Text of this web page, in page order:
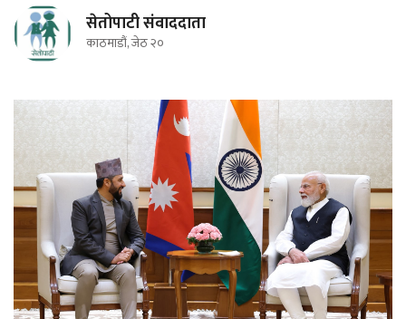
सेतोपाटी संवाददाता
काठमाडौं, जेठ २०